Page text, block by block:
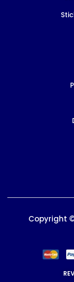
Copyright